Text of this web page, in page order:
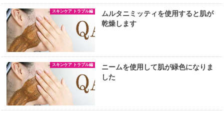
スキンケア トラブル編
ムルタニミッティを使用すると肌が
乾燥します
スキンケア トラブル編
ニームを使用して肌が緑色になりま
した